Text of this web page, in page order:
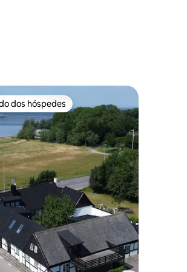
de 5, 128 avaliações
dos hóspedes
dos hóspedes